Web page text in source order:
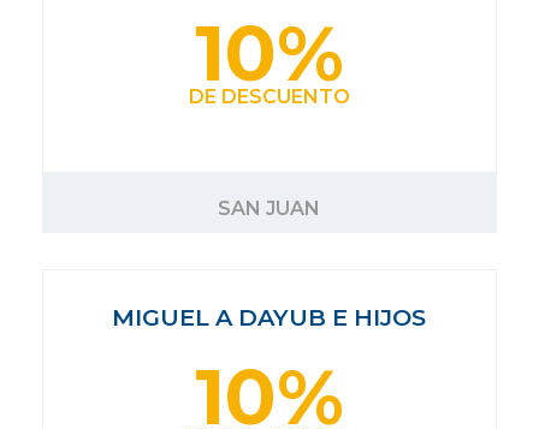
10%
DE DESCUENTO
SAN JUAN
MIGUEL A DAYUB E HIJOS
10%